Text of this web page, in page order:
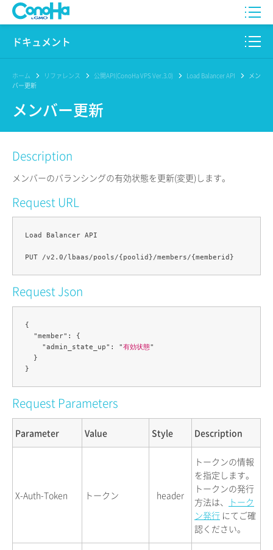
WING
Pencil
サービス一覧
サポート
ドキュメント
このサイトについて
プロダクト
リファレンス
リリースノート
ホーム リファレンス 公開API(ConoHa VPS Ver.3.0) Load Balancer API
メン
バー更新
メンバー更新
Description
メンバーのバランシングの有効状態を更新(変更)します。
Request URL
Load Balancer API
Request Json
{
  "member": {
    "admin_state_up": "
有効状態"
  }
Request Parameters
Parameter Value Style Description
X-Auth-Token トークン header
トークンの情報
を指定します。
トークンの発行
方法は、
トーク
ン発行 にてご確
認ください。